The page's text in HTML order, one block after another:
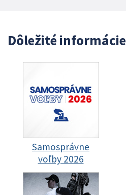
Dôležité informácie
Samosprávne
voľby 2026